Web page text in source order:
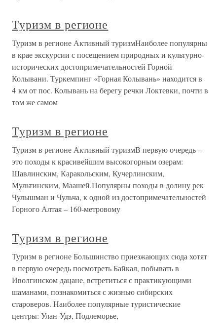
Туризм в регионе
Туризм в регионе Активный туризмНаиболее популярны
в крае экскурсии с посещением природных и культурно-
исторических достопримечательностей Горной
Колывани. Туркемпинг «Горная Колывань» находится в
4 км от пос. Колывань на берегу речки Локтевки, почти в
том же самом
Туризм в регионе
Туризм в регионе Активный туризмВ первую очередь –
это походы к красивейшим высокогорным озерам:
Шавлинским, Каракольским, Кучерлинским,
Мультинским, Маашей.Популярны походы в долину рек
Чулышман и Чульча, к одной из достопримечательностей
Горного Алтая – 160-метровому
Туризм в регионе
Туризм в регионе Большинство приезжающих сюда хотят
в первую очередь посмотреть Байкал, побывать в
Иволгинском дацане, встретиться с практикующими
шаманами, познакомиться с жизнью сибирских
староверов. Наиболее популярные туристические
центры: Улан-Удэ, Подлеморье,